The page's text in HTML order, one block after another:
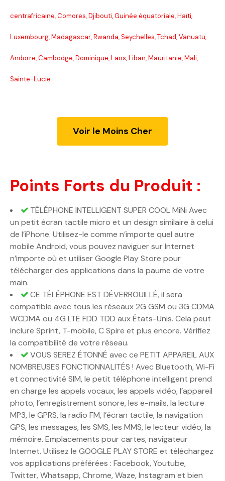
centrafricaine, Comores, Djibouti, Guinée équatoriale, Haïti,
Luxembourg, Madagascar, Rwanda, Seychelles, Tchad, Vanuatu,
Andorre, Cambodge, Dominique, Laos, Liban, Mauritanie, Mali,
Sainte-Lucie :
Voir le Moins Cher
Points Forts du Produit :
TÉLÉPHONE INTELLIGENT SUPER COOL MiNi Avec
un petit écran tactile micro et un design similaire à celui
de l’iPhone. Utilisez-le comme n’importe quel autre
mobile Android, vous pouvez naviguer sur Internet
n’importe où et utiliser Google Play Store pour
télécharger des applications dans la paume de votre
main.
CE TÉLÉPHONE EST DÉVERROUILLÉ, il sera
compatible avec tous les réseaux 2G GSM ou 3G CDMA
WCDMA ou 4G LTE FDD TDD aux États-Unis. Cela peut
inclure Sprint, T-mobile, C Spire et plus encore. Vérifiez
la compatibilité de votre réseau.
VOUS SEREZ ÉTONNÉ avec ce PETIT APPAREIL AUX
NOMBREUSES FONCTIONNALITÉS ! Avec Bluetooth, Wi-Fi
et connectivité SIM, le petit téléphone intelligent prend
en charge les appels vocaux, les appels vidéo, l’appareil
photo, l’enregistrement sonore, les e-mails, la lecture
MP3, le GPRS, la radio FM, l’écran tactile, la navigation
GPS, les messages, les SMS, les MMS, le lecteur vidéo, la
mémoire. Emplacements pour cartes, navigateur
Internet. Utilisez le GOOGLE PLAY STORE et téléchargez
vos applications préférées : Facebook, Youtube,
Twitter, Whatsapp, Chrome, Waze, Instagram et bien